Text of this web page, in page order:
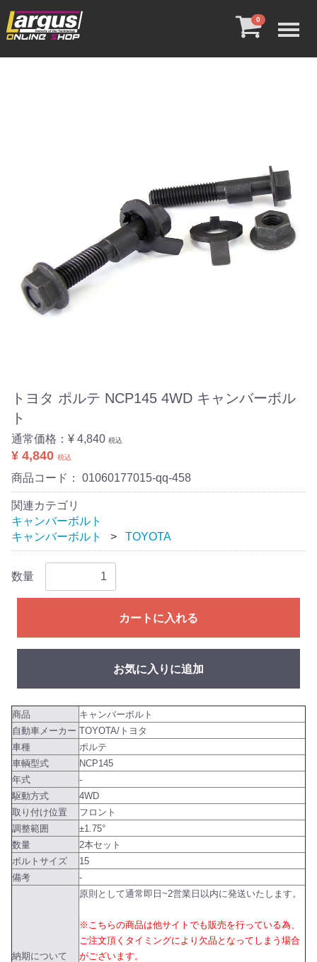
0
トヨタ ポルテ NCP145 4WD キャンバーボル
ト
通常価格： ¥ 4,840 税込
¥ 4,840 税込
商品コード： 01060177015-qq-458
関連カテゴリ
キャンバーボルト
キャンバーボルト
TOYOTA
数量
カートに入れる
お気に入りに追加
商品
キャンバーボルト
自動車メーカー TOYOTA/トヨタ
車種
ポルテ
車輌型式
NCP145
年式
-
駆動方式
4WD
取り付け位置
フロント
調整範囲
±1.75°
数量
2本セット
ボルトサイズ
15
備考
-
納期について
原則として通常即日~2営業日以内に発送いたします。
※こちらの商品は他サイトでも販売を行っている為、
ご注文頂くタイミングにより欠品となってしまう場合
がございます。